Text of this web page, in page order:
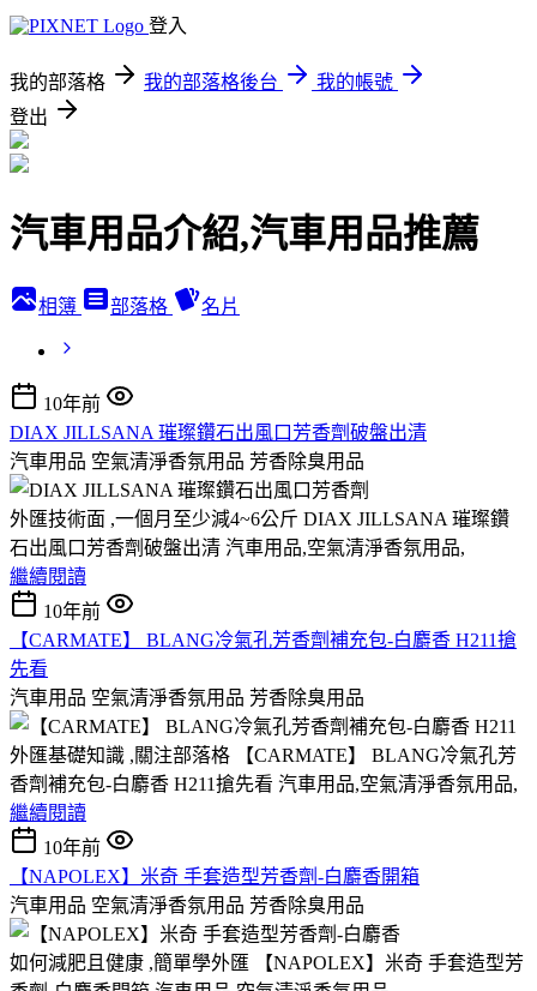
登入
我的部落格 我的部落格後台
我的帳號
登出
汽車用品介紹,汽車用品推薦
相簿 部落格 名片
10年前
DIAX JILLSANA 璀璨鑽石出風口芳香劑破盤出清
汽車用品 空氣清淨香氛用品 芳香除臭用品
外匯技術面 ,一個月至少減4~6公斤 DIAX JILLSANA 璀璨鑽
石出風口芳香劑破盤出清 汽車用品,空氣清淨香氛用品,
繼續閱讀
10年前
【CARMATE】 BLANG冷氣孔芳香劑補充包-白麝香 H211搶
先看
汽車用品 空氣清淨香氛用品 芳香除臭用品
外匯基礎知識 ,關注部落格 【CARMATE】 BLANG冷氣孔芳
香劑補充包-白麝香 H211搶先看 汽車用品,空氣清淨香氛用品,
繼續閱讀
10年前
【NAPOLEX】米奇 手套造型芳香劑-白麝香開箱
汽車用品 空氣清淨香氛用品 芳香除臭用品
如何減肥且健康 ,簡單學外匯 【NAPOLEX】米奇 手套造型芳